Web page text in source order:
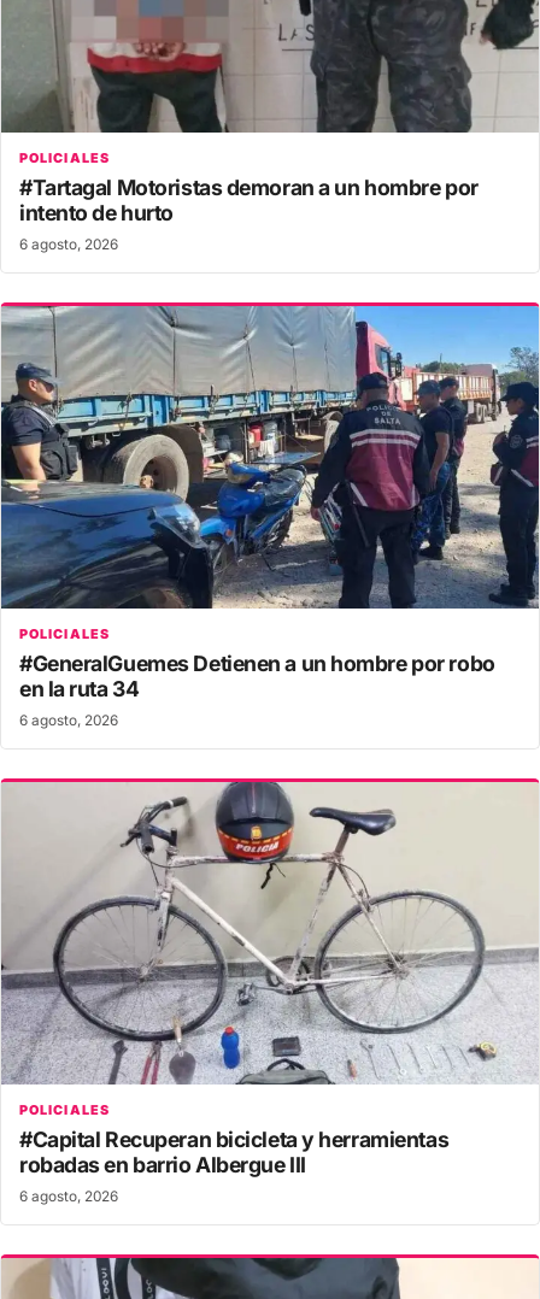
POLICIALES
#Tartagal Motoristas demoran a un hombre por
intento de hurto
6 agosto, 2026
POLICIALES
#GeneralGuemes Detienen a un hombre por robo
en la ruta 34
6 agosto, 2026
POLICIALES
#Capital Recuperan bicicleta y herramientas
robadas en barrio Albergue III
6 agosto, 2026